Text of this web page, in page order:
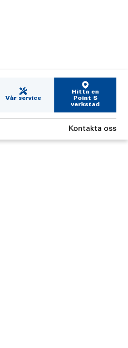
Vår service
Hitta en
Point S
verkstad
Kontakta oss